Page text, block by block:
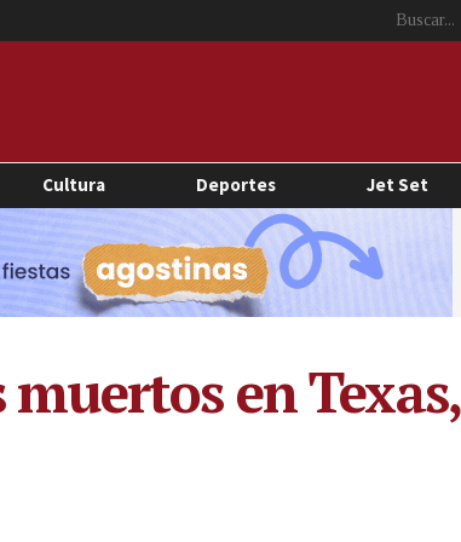
Cultura Deportes Jet Set
en Texas,